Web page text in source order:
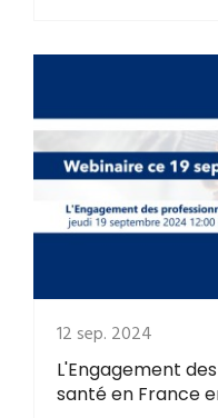
12 sep. 2024
L'Engagement
santé en France